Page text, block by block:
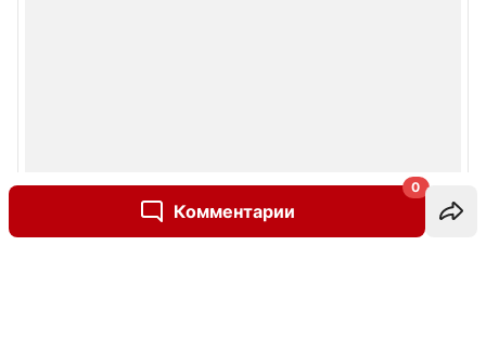
Комментарии
0